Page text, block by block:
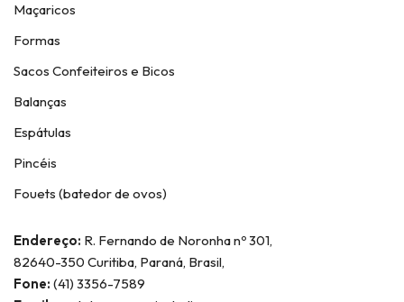
Maçaricos
Formas
Sacos Confeiteiros e Bicos
Balanças
Espátulas
Pincéis
Fouets (batedor de ovos)
Endereço: R. Fernando de Noronha nº 301,
82640-350 Curitiba, Paraná, Brasil,
Fone: (41) 3356-7589